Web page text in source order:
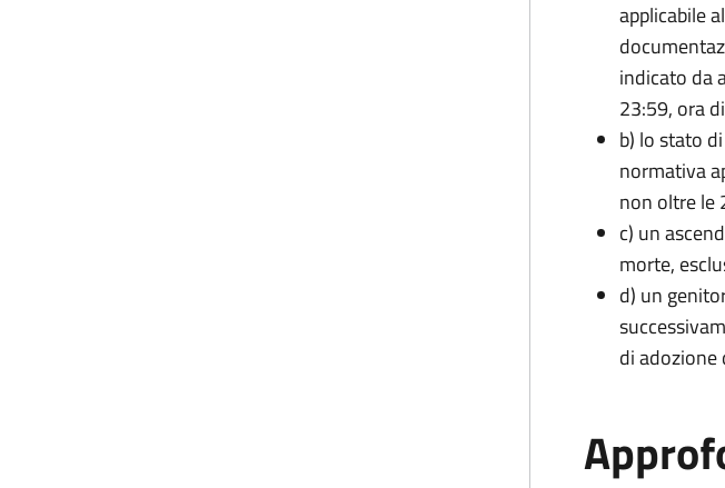
applicabile
indicato da
23:59, ora
b) lo stato
normativa
non oltre le
c) un
morte,
d) un
di adozione